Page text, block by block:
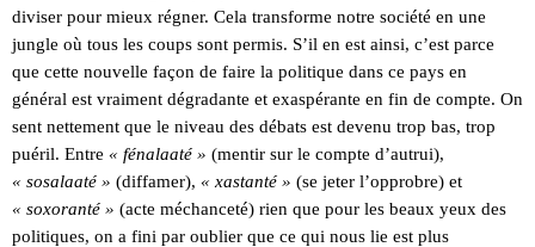
diviser pour mieux régner. Cela transforme notre société en une
jungle où tous les coups sont permis. S’il en est ainsi, c’est parce
que cette nouvelle façon de faire la politique dans ce pays en
général est vraiment dégradante et exaspérante en fin de compte. On
sent nettement que le niveau des débats est devenu trop bas, trop
puéril. Entre « fénalaaté » (mentir sur le compte d’autrui),
« sosalaaté » (diffamer), « xastanté » (se jeter l’opprobre) et
« soxoranté » (acte méchanceté) rien que pour les beaux yeux des
politiques, on a fini par oublier que ce qui nous lie est plus